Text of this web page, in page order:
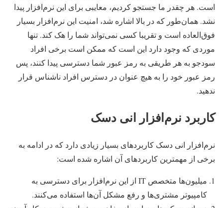
است. هر چقدر ما جستجو کردیم، معایبی برای این نرم‌افزار پیدا
نشد. همان‌طور که در بالا اشاره شد، امنیت این نرم‌افزار بسیار
فوق‌العاده است و تقریبا کسی نمی‌تواند شما را هک کند. تنها
موردی که وجود دارد این است که ممکن است برخی افراد
سودجو به هر طریقی به رمز عبور شما دسترسی پیدا کنند، پس
رمز عبور خود را به هیچ عنوان در دسترس افراد ناشناس قرار
ندهید.
کاربرد نرم‌افزار انی دسک
نرم‌افزار انی دسک کاربردهای بسیار زیادی دارد که در ادامه به
برخی از مهمترین کاربردهای آن اشاره شده است:
میلیون‌ها متخصص IT از این نرم‌افزار برای دسترسی به
کامپیوتر مشتری‌ها و رفع مشکل آن‌ها استفاده می‌کنند.